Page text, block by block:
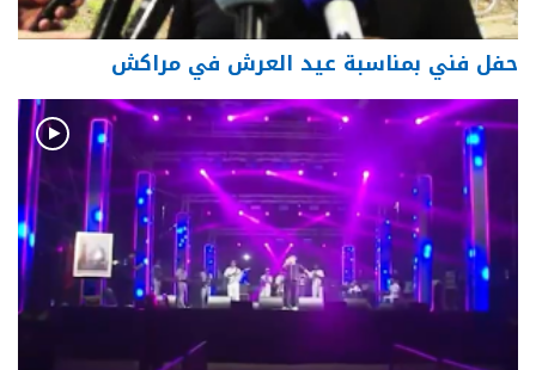
حفل فني بمناسبة عيد العرش في مراكش